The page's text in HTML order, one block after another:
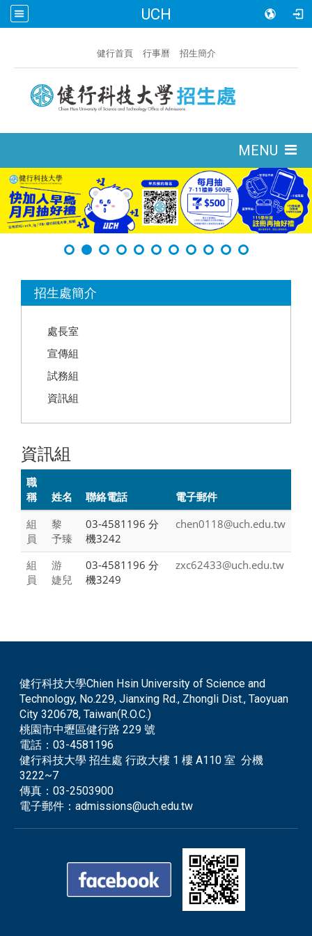
UCH
健行首頁 行事曆 招生簡介
MENU
招生處簡介
處長室
宣傳組
試務組
資訊組
資訊組
職
稱
姓名 聯絡電話
電子郵件
組
員
黎
予臻
03-4581196 分
機3242
chen0118@uch.edu.tw
組
員
游
婕兒
03-4581196 分
機3249
zxc62433@uch.edu.tw
健行科技大學Chien Hsin University of Science and
Technology, No.229, Jianxing Rd., Zhongli Dist., Taoyuan
City 320678, Taiwan(R.O.C.)
桃園市中壢區健行路 229 號
電話：03-4581196
健行科技大學 招生處 行政大樓 1 樓 A110 室 分機
3222~7
傳真：03-2503900
電子郵件：admissions@uch.edu.tw